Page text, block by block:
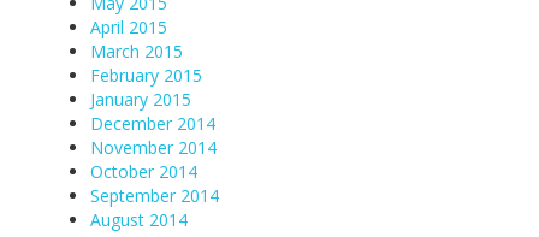
April 2015
March 2015
February 2015
January 2015
December 2014
November 2014
October 2014
September 2014
August 2014